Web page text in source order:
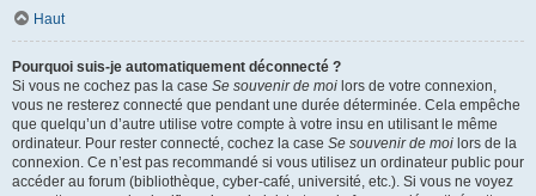
Haut
Pourquoi suis-je automatiquement déconnecté ?
Si vous ne cochez pas la case Se souvenir de moi lors de votre connexion,
vous ne resterez connecté que pendant une durée déterminée. Cela empêche
que quelqu’un d’autre utilise votre compte à votre insu en utilisant le même
ordinateur. Pour rester connecté, cochez la case Se souvenir de moi lors de la
connexion. Ce n’est pas recommandé si vous utilisez un ordinateur public pour
accéder au forum (bibliothèque, cyber-café, université, etc.). Si vous ne voyez